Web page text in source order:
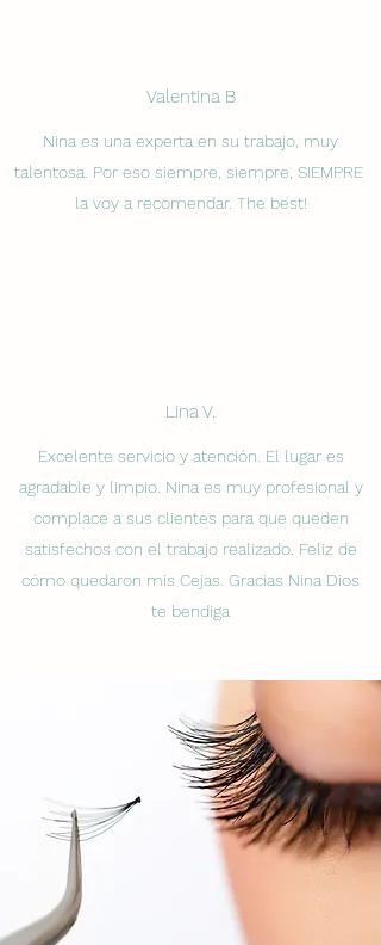
Valentina B
Nina es una experta en su trabajo, muy
talentosa. Por eso siempre, siempre, SIEMPRE
la voy a recomendar. The best!
Lina V.
Excelente servicio y atención. El lugar es
agradable y limpio. Nina es muy profesional y
complace a sus clientes para que queden
satisfechos con el trabajo realizado. Feliz de
cómo quedaron mis Cejas. Gracias Nina Dios
te bendiga